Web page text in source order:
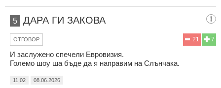
5 ДАРА ГИ ЗАКОВА
7
21
ОТГОВОР
И заслужено спечели Евровизия.
Големо шоу ша бъде да я направим на Слънчака.
11:02 08.06.2026